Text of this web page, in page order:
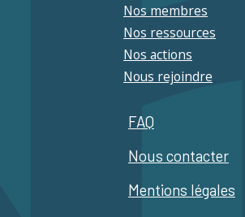
Nos membres
Nos ressources
Nos actions
Nous rejoindre
FAQ
Nous contacter
Mentions légales